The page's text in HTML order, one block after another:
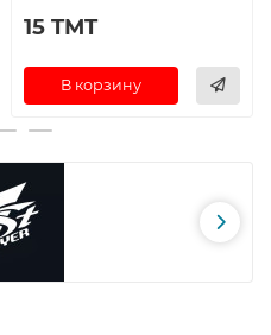
15 TMT
В корзину